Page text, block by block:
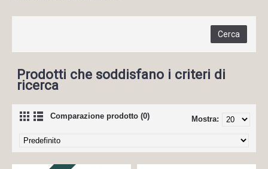
Prodotti che soddisfano i criteri di
ricerca
Comparazione prodotto (0) Mostra: